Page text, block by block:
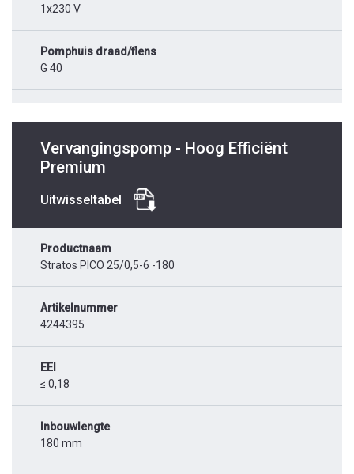
1x230 V
Pomphuis draad/flens
G 40
Vervangingspomp - Hoog Efficiënt
Premium
Uitwisseltabel
Productnaam
Stratos PICO 25/0,5-6 -180
Artikelnummer
4244395
EEI
≤ 0,18
Inbouwlengte
180 mm